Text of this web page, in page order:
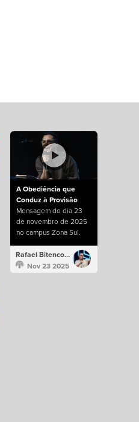
A Obediência que
Conduz à Provisão
Mensagem do dia 23
de novembro de 2025
no campus Zona Sul.
Rafael Bitencourt
Nov 23 2025